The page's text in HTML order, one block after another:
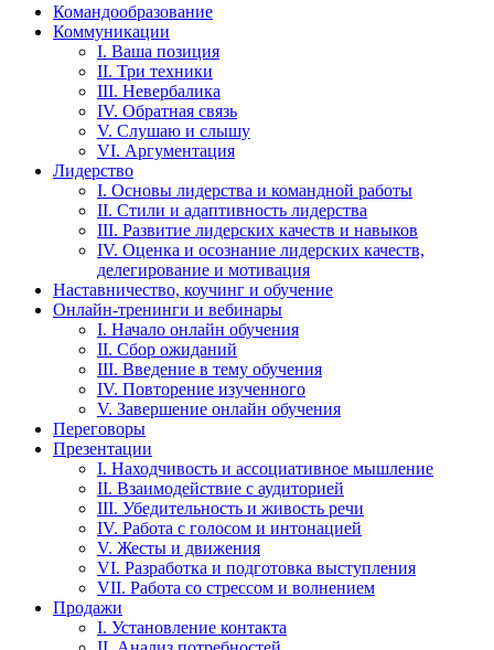
Командообразование
Коммуникации
I. Ваша позиция
II. Три техники
III. Невербалика
IV. Обратная связь
V. Слушаю и слышу
VI. Аргументация
Лидерство
I. Основы лидерства и командной работы
II. Стили и адаптивность лидерства
III. Развитие лидерских качеств и навыков
IV. Оценка и осознание лидерских качеств,
делегирование и мотивация
Наставничество, коучинг и обучение
Онлайн-тренинги и вебинары
I. Начало онлайн обучения
II. Сбор ожиданий
III. Введение в тему обучения
IV. Повторение изученного
V. Завершение онлайн обучения
Переговоры
Презентации
I. Находчивость и ассоциативное мышление
II. Взаимодействие с аудиторией
III. Убедительность и живость речи
IV. Работа с голосом и интонацией
V. Жесты и движения
VI. Разработка и подготовка выступления
VII. Работа со стрессом и волнением
Продажи
I. Установление контакта